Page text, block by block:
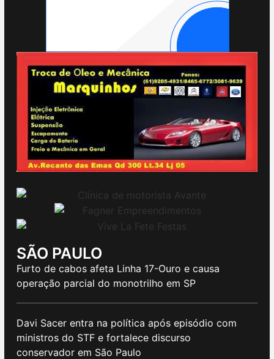
SÃO PAULO
Furto de cabos afeta Linha 17-Ouro e causa
operação parcial do monotrilho em SP
Davi Sacer entra na política após episódio com
ministros do STF e fortalece discurso
conservador em São Paulo